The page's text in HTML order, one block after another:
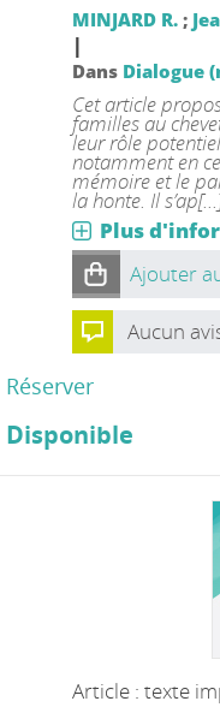
MINJARD R.;
|
Dans Dialogue
Cet article
familles au
leur rôle potentiel
notamment en
mémoire et le
la honte. Il
Plus
Ajouter
Aucun
Réserver
Disponible
Article : texte